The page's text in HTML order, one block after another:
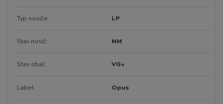
Typ nosiče LP
Stav nosič NM
Stav obal VG+
Label Opus